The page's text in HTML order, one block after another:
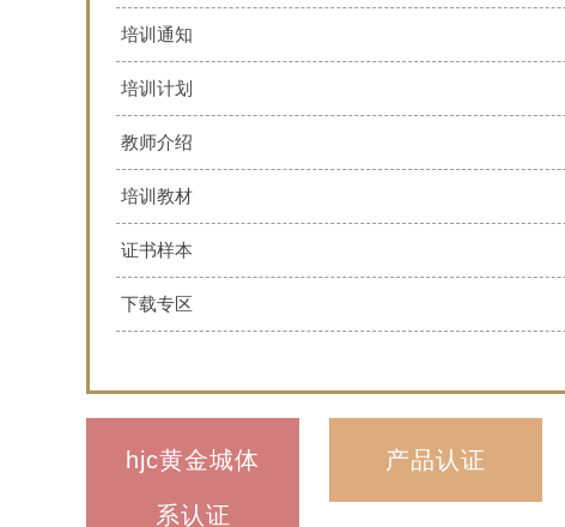
培训通知
培训计划
教师介绍
培训教材
证书样本
下载专区
hjc黄金城体
系认证
产品认证